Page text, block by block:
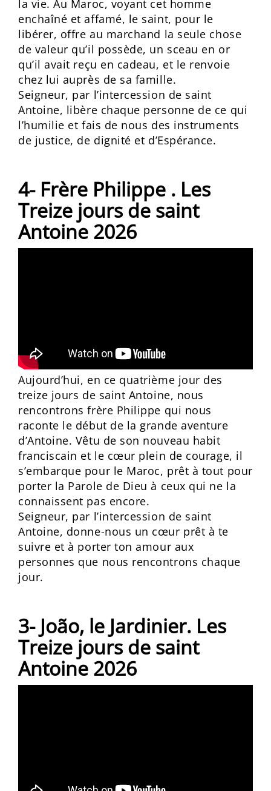
la vie. Au Maroc, voyant cet homme
enchaîné et affamé, le saint, pour le
libérer, offre au marchand la seule chose
de valeur qu’il possède, un sceau en or
qu’il avait reçu en cadeau, et le renvoie
chez lui auprès de sa famille.
Seigneur, par l’intercession de saint
Antoine, libère chaque personne de ce qui
l’humilie et fais de nous des instruments
de justice, de dignité et d’Espérance.
4- Frère Philippe . Les
Treize jours de saint
Antoine 2026
Aujourd’hui, en ce quatrième jour des
treize jours de saint Antoine, nous
rencontrons frère Philippe qui nous
raconte le début de la grande aventure
d’Antoine. Vêtu de son nouveau habit
franciscain et le cœur plein de courage, il
s’embarque pour le Maroc, prêt à tout pour
porter la Parole de Dieu à ceux qui ne la
connaissent pas encore.
Seigneur, par l’intercession de saint
Antoine, donne-nous un cœur prêt à te
suivre et à porter ton amour aux
personnes que nous rencontrons chaque
jour.
3- João, le Jardinier. Les
Treize jours de saint
Antoine 2026